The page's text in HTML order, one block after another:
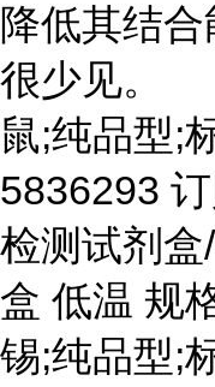
降低其结
很少见。
鼠;纯品型;
5836293
检测试剂
盒 低温 规
锡;纯品型;